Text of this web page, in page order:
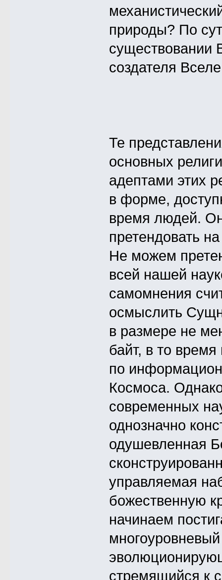
природы? По
существовании
создателя
Те
основных
адептами этих
в форме,
время людей.
претендовать
Не можем
всей нашей
самомнения
осмыслить
в размере не
байт, в то
по
Космоса.
современных
однозначно
одушевленная
управляемая
божественную
начинаем
стремящийся к